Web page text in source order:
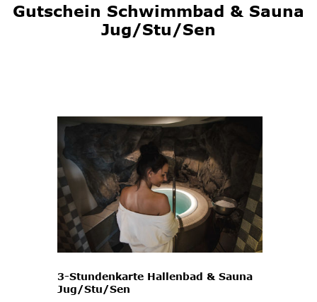
Gutschein Schwimmbad & Sauna
Jug/Stu/Sen
3-Stundenkarte Hallenbad & Sauna
Jug/Stu/Sen